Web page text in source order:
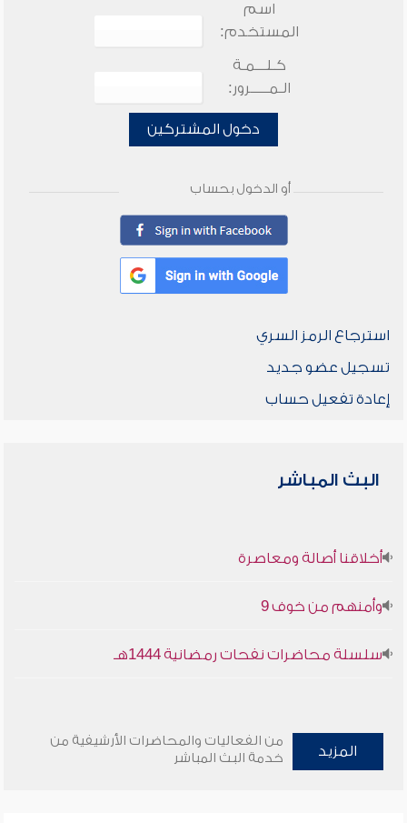
اسم
المستخدم:
كـلـــمـة
الـمـــــرور:
دخول المشتركين
أو الدخول بحساب
استرجاع الرمز السري
تسجيل عضو جديد
إعادة تفعيل حساب
البث المباشر
أخلاقنا أصالة ومعاصرة
وأمنهم من خوف 9
سلسلة محاضرات نفحات رمضانية 1444هـ
المزيد
من الفعاليات والمحاضرات الأرشيفية من
خدمة البث المباشر